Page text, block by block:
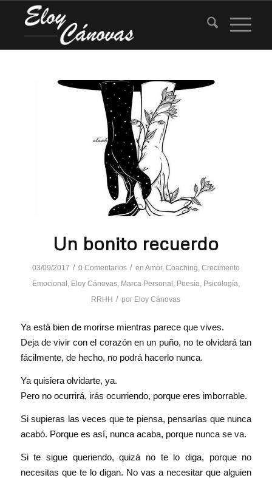
Un bonito recuerdo
03/09/2017 / 0 Comentarios / en Amor, Coaching Crecimento
Emocional Eloy Cánovas, Marca Personal Poesía Psicología
RRHH / por Eloy Cánovas
Ya está bien de morirse mientras parece que vives.
Deja de vivir con el corazón en un puño, no te olvidará tan
fácilmente, de hecho, no podrá hacerlo nunca.
Ya quisiera olvidarte, ya.
Pero no ocurrirá, irás ocurriendo, porque eres imborrable.
Si supieras las veces que te piensa, pensarías que nunca
acabó. Porque es así, nunca acaba, porque nunca se va.
Si te sigue queriendo, quizá no te lo diga, porque no
necesitas que te lo digan. No vas a necesitar que alguien